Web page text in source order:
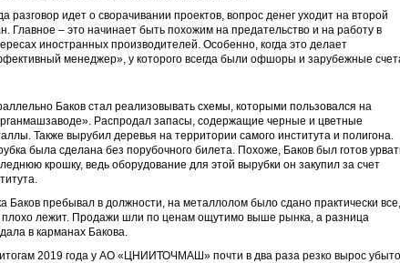
разговор идет о сворачивании проектов, вопрос денег уходит на второй
Главное – это начинает быть похожим на предательство и на работу в
иностранных производителей. Особенно, когда это делает
менеджер», у которого всегда были офшоры и зарубежные
Баков стал реализовывать схемы, которыми пользовался на
Распродал запасы, содержащие черные и цветные
Также вырубил деревья на территории самого института и полигона.
была сделана без порубочного билета. Похоже, Баков был готов
крошку, ведь оборудование для этой вырубки он закупил за счет
Баков пребывал в должности, на металлолом было сдано практически все,
плохо лежит. Продажи шли по ценам ощутимо выше рынка, а разница
в карманах Бакова.
2019 года у АО «ЦНИИТОЧМАШ» почти в два раза резко вырос